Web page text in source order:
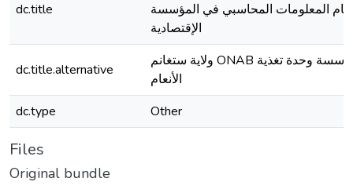
dc.title
المعلومات المحاسبي في المؤسسة
الإقتصادية
dc.title.alternative
ولاية ستغانم ONAB مؤسسة وحدة تغذية
الأنعام
dc.type
Other
Files
Original bundle